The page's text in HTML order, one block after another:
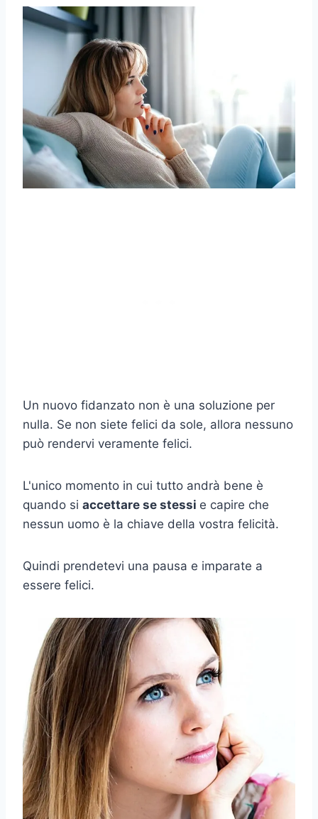
Un nuovo fidanzato non è una soluzione per
nulla. Se non siete felici da sole, allora nessuno
può rendervi veramente felici.
L'unico momento in cui tutto andrà bene è
quando si accettare se stessi e capire che
nessun uomo è la chiave della vostra felicità.
Quindi prendetevi una pausa e imparate a
essere felici.